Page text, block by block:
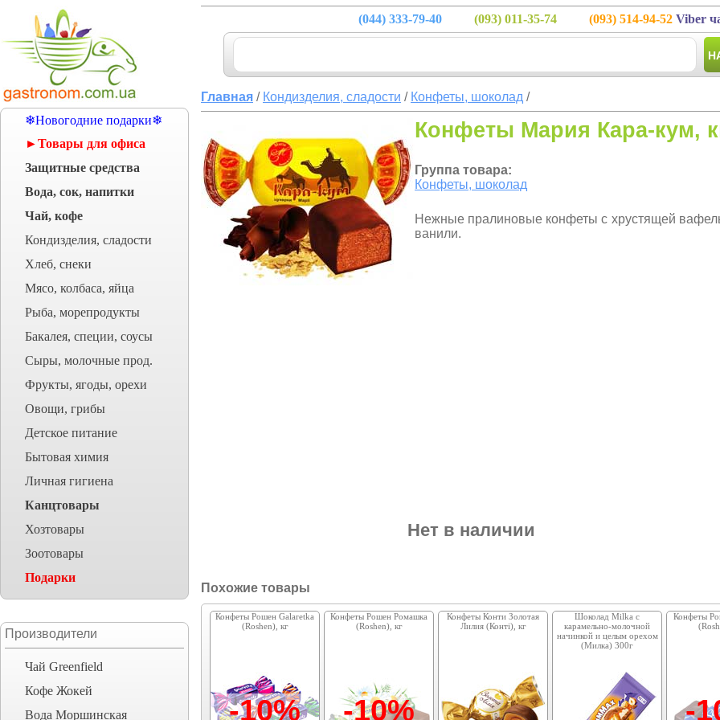
❄Новогодние подарки❄
►Товары для офиса
Защитные средства
Вода, сок, напитки
Чай, кофе
Кондизделия, сладости
Хлеб, снеки
Мясо, колбаса, яйца
Рыба, морепродукты
Бакалея, специи, соусы
Сыры, молочные прод.
Фрукты, ягоды, орехи
Овощи, грибы
Детское питание
Бытовая химия
Личная гигиена
Канцтовары
Хозтовары
Зоотовары
Подарки
Производители
Чай Greenfield
Кофе Жокей
Вода Моршинская
(044) 333-79-40 (093) 011-35-74 (093) 514-94-52 Viber
Главная / Кондизделия, сладости / Конфеты, шоколад /
Конфеты Мария Кара-кум,
Группа товара:
Конфеты, шоколад
Нежные пралиновые конфеты с хрустящей
ванили.
Нет в наличии
Похожие товары
Конфеты Рошен Galaretka
(Roshen), кг
-10%
Конфеты Рошен Ромашка
(Roshen), кг
-10%
Конфеты Конти Золотая
Лилия (Конті), кг
Шоколад Milka с
карамельно-молочной
начинкой и целым орехом
(Милка) 300г
Конфеты
-